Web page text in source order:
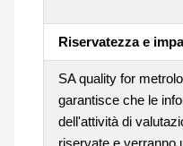
Riservatezza e
SA quality for
garantisce che le
dell'attività di
riservate e verranno